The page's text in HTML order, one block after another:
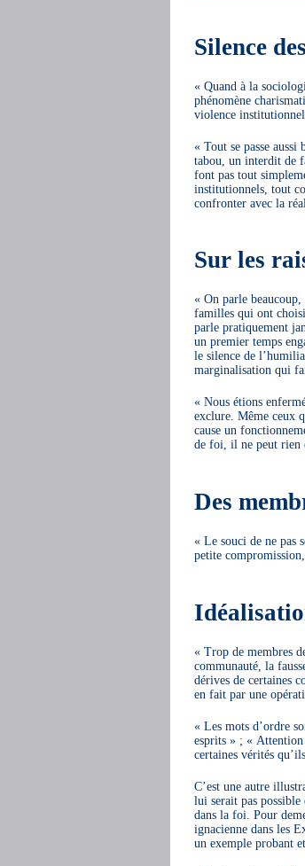
Silence
« Quand à la
phénomène
violence
« Tout se passe
tabou, un interdit de
font pas tout
institutionnels, tout
confronter avec la
Sur les
« On parle
familles qui ont
parle pratiquement
un premier temps
le silence de
marginalisation qui
« Nous étions
exclure. Même ceux
cause un
de foi, il ne peut rien
Des
« Le souci de ne pas
petite
« Trop de membres
communauté, la
dérives de certaines
en fait par une
« Les mots d’ordre
esprits » ; «
certaines vérités
C’est une autre
lui serait pas
dans la foi. Pour
ignacienne dans les
un exemple probant